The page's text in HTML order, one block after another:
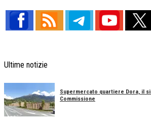
Ultime notizie
Supermercato quartiere Dora, il
Commissione